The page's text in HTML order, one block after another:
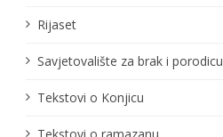
Rijaset
Savjetovalište za brak i porodicu
Tekstovi o Konjicu